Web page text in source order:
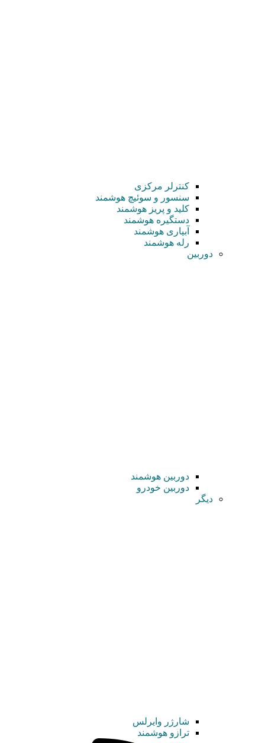
کنترلر مرکزی
سنسور و سوئیچ هوشمند
کلید و پریز هوشمند
دستگیره هوشمند
آبیاری هوشمند
رله هوشمند
دوربین
دوربین هوشمند
دوربین خودرو
دیگر
شارژر وایرلس
ترازو هوشمند